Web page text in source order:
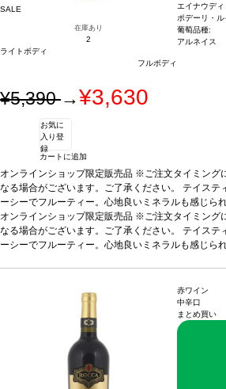
SALE
在庫あり
2
ライトボディ
フルボディ
エイナウデ
ポデーリ・
葡萄品種:
アルネイス
¥5,390→¥3,630
お気に
入り登
録
カートに追加
オンラインショップ限定販売品 ※ご注文タイミング
なる場合がございます。ご了承ください。 テイステ
ーシーでフルーティー。心地良いミネラルも感じら
本。合う料理魚料理、白身肉、スパイスの効いた
ネイス
オンラインショップ限定販売品 ※ご注文タイミング
なる場合がございます。ご了承ください。 テイステ
ーシーでフルーティー。心地良いミネラルも感じら
赤ワイン
中辛口
まとめ買い